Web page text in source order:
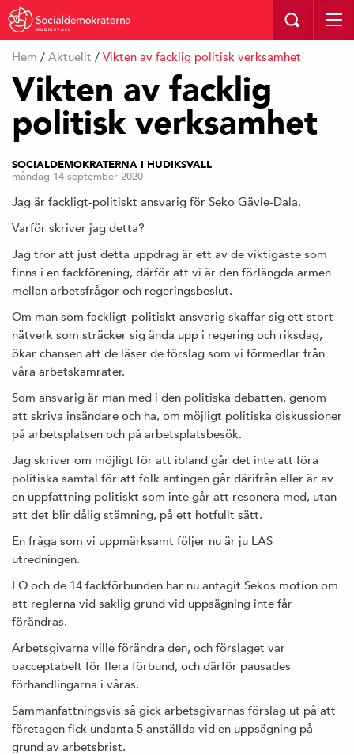
HUDIKSVALL
Hem / Aktuellt / Vikten av facklig politisk verksamhet
Vikten av facklig
politisk verksamhet
SOCIALDEMOKRATERNA I HUDIKSVALL
måndag 14 september 2020
Jag är fackligt-politiskt ansvarig för Seko Gävle-Dala.
Varför skriver jag detta?
Jag tror att just detta uppdrag är ett av de viktigaste som
finns i en fackförening, därför att vi är den förlängda armen
mellan arbetsfrågor och regeringsbeslut.
Om man som fackligt-politiskt ansvarig skaffar sig ett stort
nätverk som sträcker sig ända upp i regering och riksdag,
ökar chansen att de läser de förslag som vi förmedlar från
våra arbetskamrater.
Som ansvarig är man med i den politiska debatten, genom
att skriva insändare och ha, om möjligt politiska diskussioner
på arbetsplatsen och på arbetsplatsbesök.
Jag skriver om möjligt för att ibland går det inte att föra
politiska samtal för att folk antingen går därifrån eller är av
en uppfattning politiskt som inte går att resonera med, utan
att det blir dålig stämning, på ett hotfullt sätt.
En fråga som vi uppmärksamt följer nu är ju LAS
utredningen.
LO och de 14 fackförbunden har nu antagit Sekos motion om
att reglerna vid saklig grund vid uppsägning inte får
förändras.
Arbetsgivarna ville förändra den, och förslaget var
oacceptabelt för flera förbund, och därför pausades
förhandlingarna i våras.
Sammanfattningsvis så gick arbetsgivarnas förslag ut på att
företagen fick undanta 5 anställda vid en uppsägning på
grund av arbetsbrist.